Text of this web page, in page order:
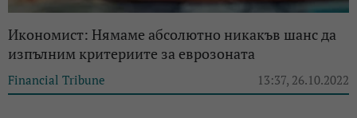
Икономист: Нямаме абсолютно никакъв шанс да
изпълним критериите за еврозоната
Financial Tribune 13:37, 26.10.2022